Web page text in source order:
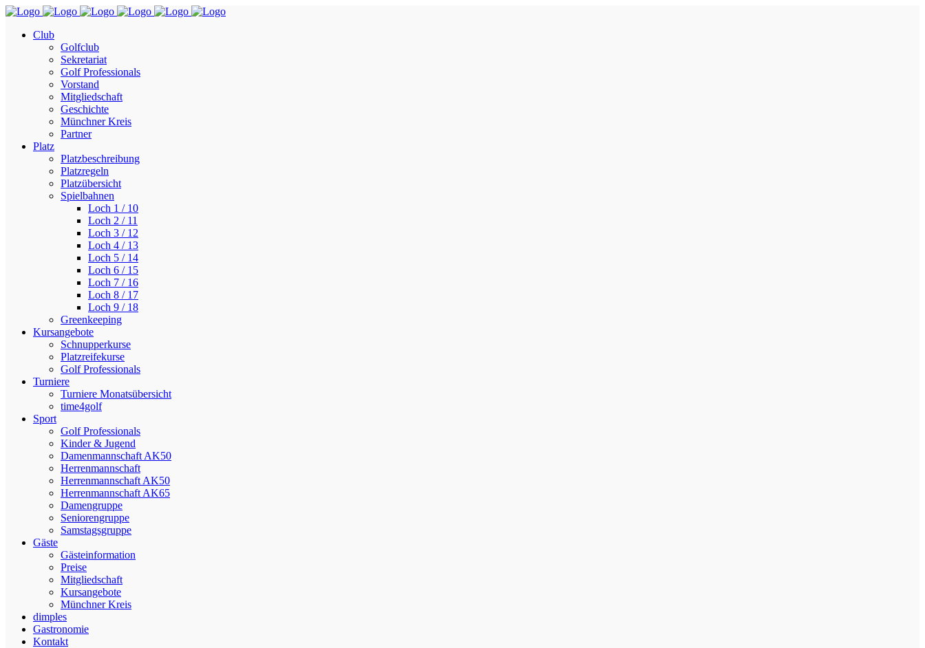
Club
Golfclub
Sekretariat
Golf Professionals
Vorstand
Mitgliedschaft
Geschichte
Münchner Kreis
Partner
Platz
Platzbeschreibung
Platzregeln
Platzübersicht
Spielbahnen
Loch 1 / 10
Loch 2 / 11
Loch 3 / 12
Loch 4 / 13
Loch 5 / 14
Loch 6 / 15
Loch 7 / 16
Loch 8 / 17
Loch 9 / 18
Greenkeeping
Kursangebote
Schnupperkurse
Platzreifekurse
Golf Professionals
Turniere
Turniere Monatsübersicht
time4golf
Sport
Golf Professionals
Kinder & Jugend
Damenmannschaft AK50
Herrenmannschaft
Herrenmannschaft AK50
Herrenmannschaft AK65
Damengruppe
Seniorengruppe
Samstagsgruppe
Gäste
Gästeinformation
Preise
Mitgliedschaft
Kursangebote
Münchner Kreis
dimples
Gastronomie
Kontakt